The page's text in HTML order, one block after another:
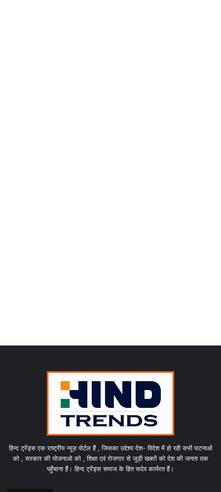
हिन्द ट्रेंड्स एक राष्ट्रीय न्यूज़ पोर्टल हैं , जिसका उद्देश्य देश- विदेश में हो रही सभी घटनाओ
को , सरकार की योजनाओ को , शिक्षा एवं रोजगार से जुड़ी खबरों को देश की जनता तक
पहुँचाना हैं। हिन्द ट्रेंड्स समाज के हित सदेव कार्यरत हैं।